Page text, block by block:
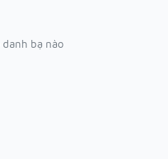
danh bạ nào